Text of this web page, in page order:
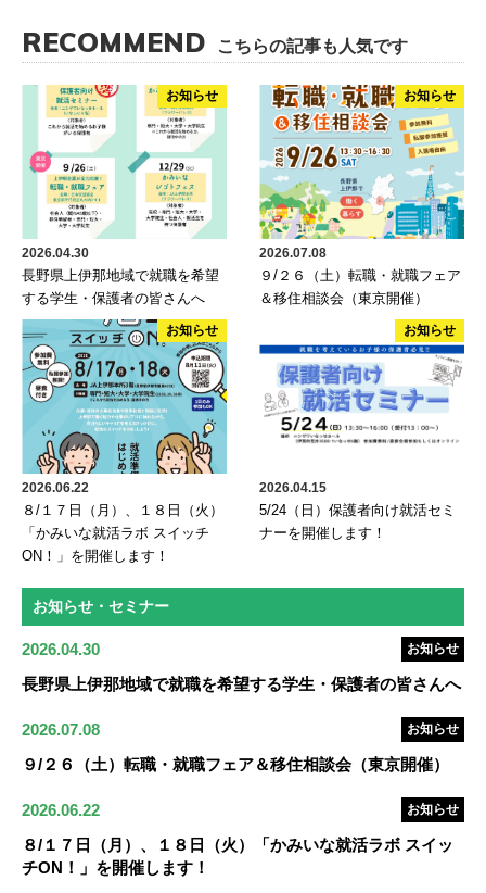
RECOMMEND こちらの記事も人気です
お知らせ
2026.04.30
長野県上伊那地域で就職を希望
する学生・保護者の皆さんへ
お知らせ
2026.07.08
９/２６（土）転職・就職フェア
＆移住相談会（東京開催）
お知らせ
2026.06.22
８/１７日（月）、１８日（火）
「かみいな就活ラボ スイッチ
ON！」を開催します！
お知らせ
2026.04.15
5/24（日）保護者向け就活セミ
ナーを開催します！
お知らせ・セミナー
2026.04.30 お知らせ
長野県上伊那地域で就職を希望する学生・保護者の皆さんへ
2026.07.08 お知らせ
９/２６（土）転職・就職フェア＆移住相談会（東京開催）
2026.06.22 お知らせ
８/１７日（月）、１８日（火）「かみいな就活ラボ スイッ
チON！」を開催します！